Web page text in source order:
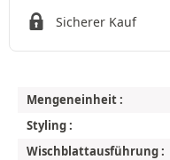
Sicherer Kauf
Mengeneinheit :
Styling :
Wischblattausführung :